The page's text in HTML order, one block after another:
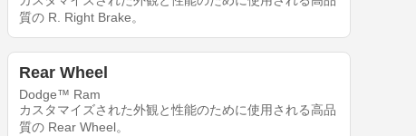
質の R. Right Brake。
Rear Wheel
Dodge™ Ram
カスタマイズされた外観と性能のために使用される高品
質の Rear Wheel。